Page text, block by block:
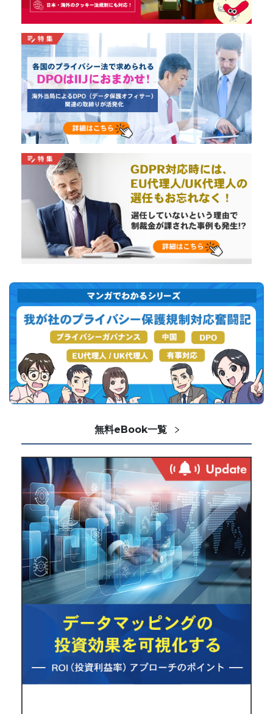
無料eBook一覧